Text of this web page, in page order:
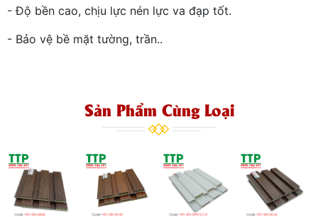
- Độ bền cao, chịu lực nén lực va đạp tốt.
- Bảo vệ bề mặt tường, trần..
Sản Phẩm Cùng Loại